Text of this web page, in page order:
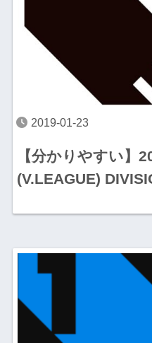
2019-01-23
【分かりやすい】
(V.LEAGUE)